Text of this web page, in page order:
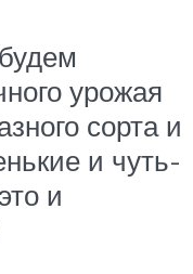
урожая
сорта и
и чуть-
и